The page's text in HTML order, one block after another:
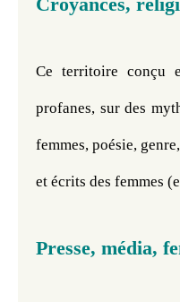
Ce territoire conçu
profanes, sur des
femmes, poésie,
et écrits des femmes
Presse, média,